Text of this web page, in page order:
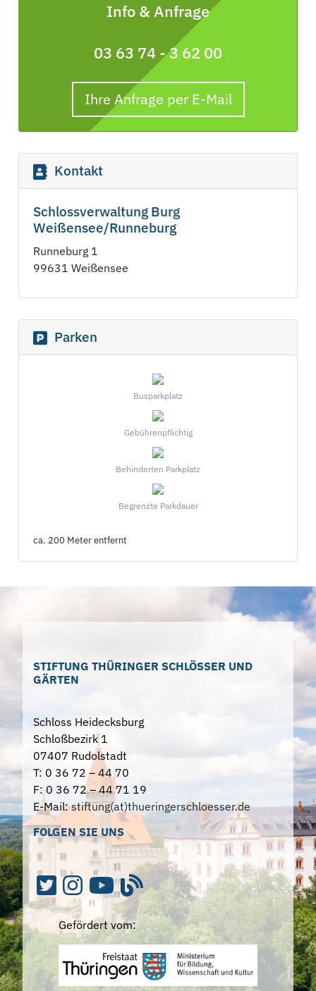
Info & Anfrage
03 63 74 - 3 62 00
Ihre Anfrage per E-Mail
Kontakt
Schlossverwaltung Burg
Weißensee/Runneburg
Runneburg 1
99631 Weißensee
Parken
Busparkplatz
Gebührenpflichtig
Behinderten Parkplatz
Begrenzte Parkdauer
ca. 200 Meter entfernt
STIFTUNG THÜRINGER SCHLÖSSER UND
GÄRTEN
Schloss Heidecksburg
Schloßbezirk 1
07407 Rudolstadt
T: 0 36 72 – 44 70
F: 0 36 72 – 44 71 19
E-Mail:stiftung(at)thueringerschloesser.de
FOLGEN SIE UNS
Gefördert vom: